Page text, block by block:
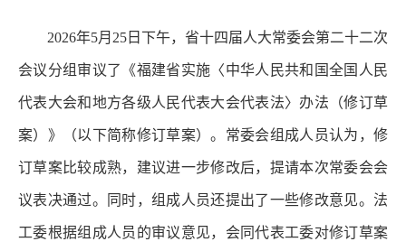
2026年5月25日下午，省十四届人大常委会第二十二次
会议分组审议了《福建省实施〈中华人民共和国全国人民
代表大会和地方各级人民代表大会代表法〉办法（修订草
案）》（以下简称修订草案）。常委会组成人员认为，修
订草案比较成熟，建议进一步修改后，提请本次常委会会
议表决通过。同时，组成人员还提出了一些修改意见。法
工委根据组成人员的审议意见，会同代表工委对修订草案